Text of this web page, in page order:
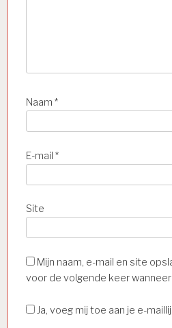
Naam *
E-mail *
Site
Mijn naam, e-mail en site
voor de volgende keer
Ja, voeg mij toe aan je e-